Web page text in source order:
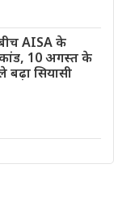
AISA के
कांड, 10 अगस्त के
बढ़ा सियासी